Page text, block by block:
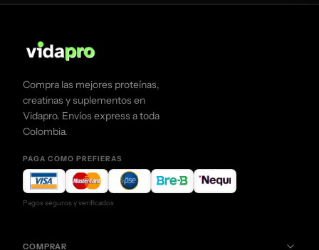
Compra las mejores proteínas,
creatinas y suplementos en
Vidapro. Envíos express a toda
Colombia.
PAGA COMO PREFIERAS
Pagos seguros y verificados
COMPRAR